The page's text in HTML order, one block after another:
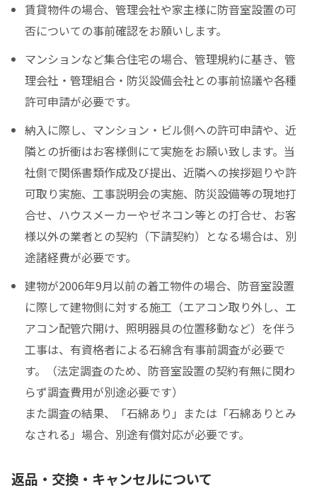
賃貸物件の場合、管理会社や家主様に防音室設置の可
否についての事前確認をお願いします。
マンションなど集合住宅の場合、管理規約に基き、管
理会社・管理組合・防災設備会社との事前協議や各種
許可申請が必要です。
納入に際し、マンション・ビル側への許可申請や、近
隣との折衝はお客様側にて実施をお願い致します。当
社側で関係書類作成及び提出、近隣への挨拶廻りや許
可取り実施、工事説明会の実施、防災設備等の現地打
合せ、ハウスメーカーやゼネコン等との打合せ、お客
様以外の業者との契約（下請契約）となる場合は、別
途諸経費が必要です。
建物が2006年9月以前の着工物件の場合、防音室設置
に際して建物側に対する施工（エアコン取り外し、エ
アコン配管穴開け、照明器具の位置移動など）を伴う
工事は、有資格者による石綿含有事前調査が必要で
す。（法定調査のため、防音室設置の契約有無に関わ
らず調査費用が別途必要です）
また調査の結果、「石綿あり」または「石綿ありとみ
なされる」場合、別途有償対応が必要です。
返品・交換・キャンセルについて